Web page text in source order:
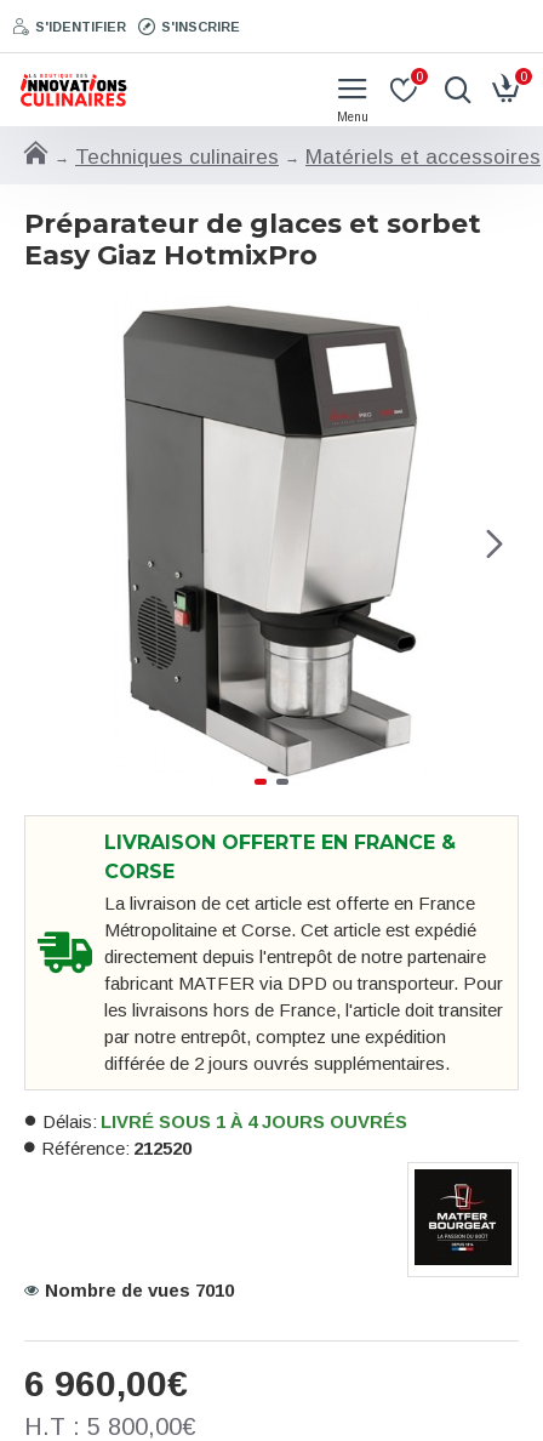
S'IDENTIFIER S'INSCRIRE
0 0
Techniques culinaires Matériels et accessoires
Préparateur de glaces et sorbet
Easy Giaz HotmixPro
LIVRAISON OFFERTE EN FRANCE &
CORSE
La livraison de cet article est offerte en France
Métropolitaine et Corse. Cet article est expédié
directement depuis l'entrepôt de notre partenaire
fabricant MATFER via DPD ou transporteur. Pour
les livraisons hors de France, l'article doit transiter
par notre entrepôt, comptez une expédition
différée de 2 jours ouvrés supplémentaires.
6 960,00€
H.T : 5 800,00€
Délais: LIVRÉ SOUS 1 À 4 JOURS OUVRÉS
Référence: 212520
Nombre de vues 7010